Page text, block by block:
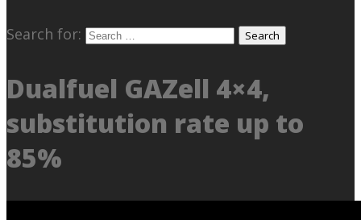
Search for:
Dualfuel GAZell 4×4,
substitution rate up to
85%